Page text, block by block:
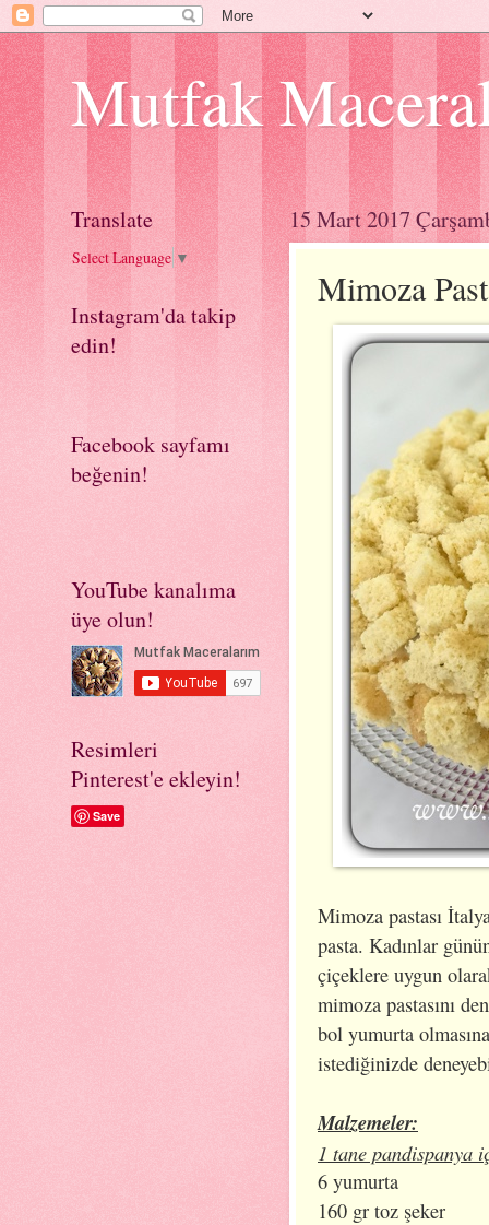
Mutfak
15 Mart 2017
Mimoza
Mimoza pastası
pasta. Kadınlar
çiçeklere uygun
mimoza pastasını
bol yumurta
istediğinizde
Malzemeler:
1 tane pandispanya
6 yumurta
160 gr toz şeker
Translate
Select Language ▼
Instagram'da takip
edin!
Facebook sayfamı
beğenin!
YouTube kanalıma
üye olun!
Resimleri
Pinterest'e ekleyin!
Save